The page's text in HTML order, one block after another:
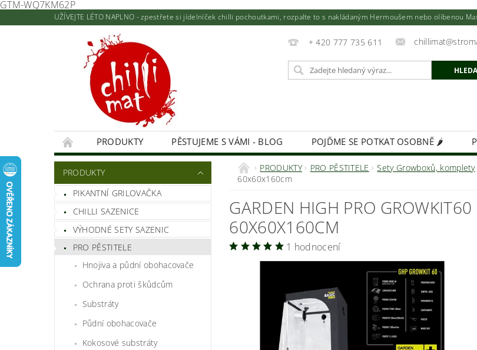
GTM-WQ7KM62P
UŽÍVEJTE LÉTO NAPLNO - zpestřete si jídelníček chilli pochoutkami, rozpalte to s nakládaným Hermoušem nebo olíbenou
+ 420 777 735 611
PRODUKTY PĚSTUJEME S VÁMI - BLOG POJĎME SE POTKAT OSOBNĚ 🌶️
KONTAKTY A PRODEJNA
NAPIŠTE NÁM KIMCHI - VÝŽIVNÁ BOMBA! FIREMNÍ
HODNOCENÍ OBCHODU
PRODUKTY
PIKANTNÍ GRILOVAČKA
CHILLI SAZENICE
VÝHODNÉ SETY SAZENIC
PRO PĚSTITELE
Hnojiva a půdní obohacovače
Ochrana proti škůdcům
Substráty
Půdní obohacovače
Kokosové substráty
PRODUKTY PRO PĚSTITELE Sety Growboxů, komplety
60x60x160cm
GARDEN HIGH PRO
60X60X160CM
1 hodnocení